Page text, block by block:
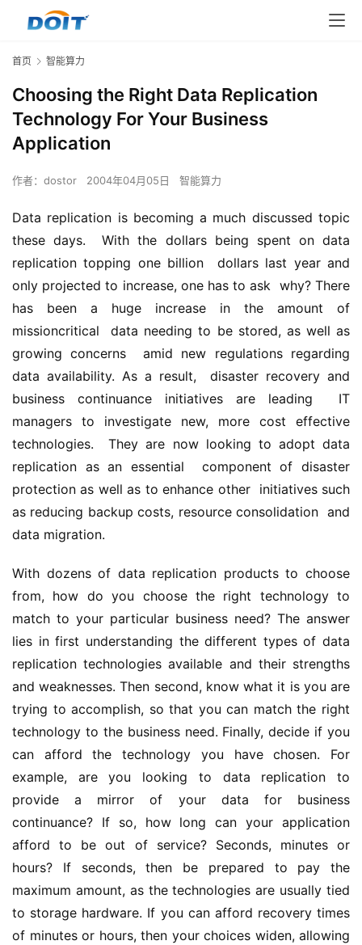
首页 智能算力
Choosing the Right Data Replication
Technology For Your Business
Application
作者： dostor 2004年04月05日 智能算力
Data replication is becoming a much discussed topic
these days.  With the dollars being spent on data
replication topping one billion  dollars last year and
only projected to increase, one has to ask  why? There
has been a huge increase in the amount of
missioncritical  data needing to be stored, as well as
growing concerns  amid new regulations regarding
data availability. As a result,  disaster recovery and
business continuance initiatives are leading  IT
managers to investigate new, more cost effective
technologies.  They are now looking to adopt data
replication as an essential  component of disaster
protection as well as to enhance other  initiatives such
as reducing backup costs, resource consolidation  and
data migration.
With dozens of data replication products to choose
from, how do you choose the right technology to
match to your particular business need? The answer
lies in first understanding the different types of data
replication technologies available and their strengths
and weaknesses. Then second, know what it is you are
trying to accomplish, so that you can match the right
technology to the business need. Finally, decide if you
can afford the technology you have chosen. For
example, are you looking to data replication to
provide a mirror of your data for business
continuance? If so, how long can your application
afford to be out of service? Seconds, minutes or
hours? If seconds, then be prepared to pay the
maximum amount, as the technologies are usually tied
to storage hardware. If you can afford recovery times
of minutes or hours, then your choices widen, allowing